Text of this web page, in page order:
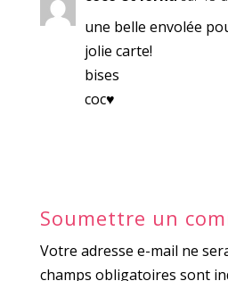
une belle envolée
jolie carte!
bises
coc♥
Soumettre un
Votre adresse e-mail ne
champs obligatoires sont